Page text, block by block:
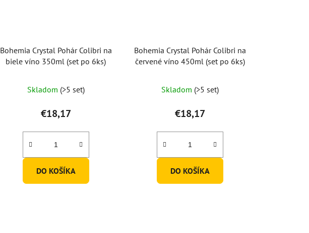
Bohemia Crystal Pohár Colibri na
biele víno 350ml (set po 6ks)
Skladom (>5 set)
€18,17
DO KOŠÍKA
Bohemia Crystal Pohár Colibri na
červené víno 450ml (set po 6ks)
hodnotenie
produktu
je
5,0
z
hviezdičiek.
Skladom (>5 set)
€18,17
DO KOŠÍKA